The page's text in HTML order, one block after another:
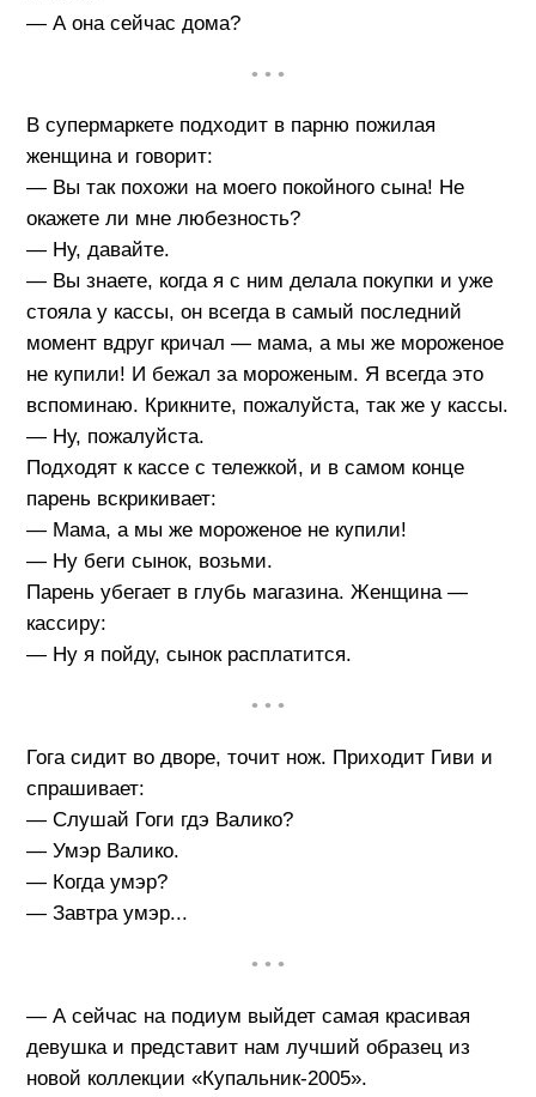
— А она сейчас дома?
• • •
В супермаркете подходит в парню пожилая
женщина и говорит:
— Вы так похожи на моего покойного сына! Не
окажете ли мне любезность?
— Ну, давайте.
— Вы знаете, когда я с ним делала покупки и уже
стояла у кассы, он всегда в самый последний
момент вдруг кричал — мама, а мы же мороженое
не купили! И бежал за мороженым. Я всегда это
вспоминаю. Крикните, пожалуйста, так же у кассы.
— Ну, пожалуйста.
Подходят к кассе с тележкой, и в самом конце
парень вскрикивает:
— Мама, а мы же мороженое не купили!
— Ну беги сынок, возьми.
Парень убегает в глубь магазина. Женщина —
кассиру:
— Ну я пойду, сынок расплатится.
• • •
Гога сидит во дворе, точит нож. Приходит Гиви и
спрашивает:
— Слушай Гоги гдэ Валико?
— Умэр Валико.
— Когда умэр?
— Завтра умэр...
• • •
— А сейчас на подиум выйдет самая красивая
девушка и представит нам лучший образец из
новой коллекции «Купальник-2005».